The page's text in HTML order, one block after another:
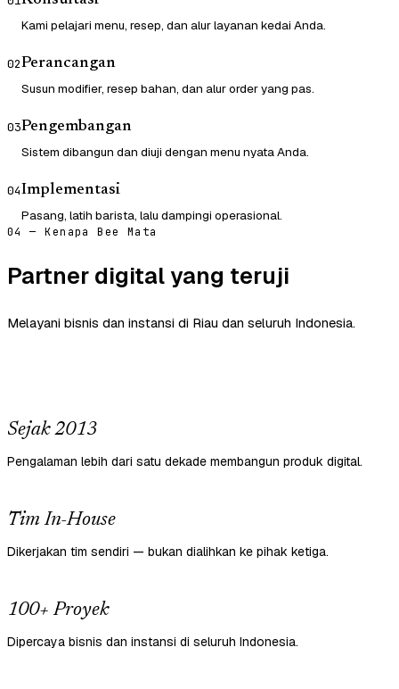
Kami pelajari menu, resep, dan alur layanan kedai Anda.
02Perancangan
Susun modifier, resep bahan, dan alur order yang pas.
03Pengembangan
Sistem dibangun dan diuji dengan menu nyata Anda.
04Implementasi
Pasang, latih barista, lalu dampingi operasional.
04 — Kenapa Bee Mata
Partner digital yang teruji
Melayani bisnis dan instansi di Riau dan seluruh Indonesia.
Sejak 2013
Pengalaman lebih dari satu dekade membangun produk digital.
Tim In-House
Dikerjakan tim sendiri — bukan dialihkan ke pihak ketiga.
100+ Proyek
Dipercaya bisnis dan instansi di seluruh Indonesia.